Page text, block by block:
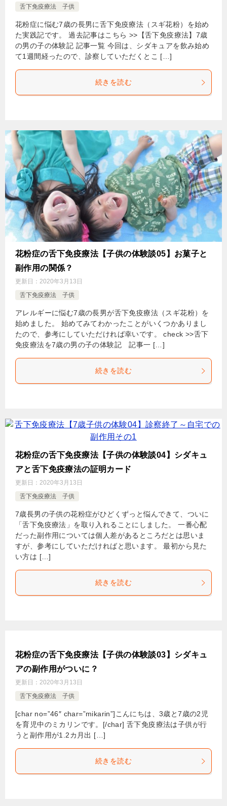
舌下免疫療法 子供
花粉症に悩む7歳の長男に舌下免疫療法（スギ花粉）を始め
た実践記です。 過去記事はこちら >>【舌下免疫療法】7歳
の男の子の体験記 記事一覧 今回は、シダキュアを飲み始め
て1週間経ったので、診察していただくとこ […]
続きを読む
花粉症の舌下免疫療法【子供の体験談05】お菓子と
副作用の関係？
更新日： 2020年3月13日
舌下免疫療法 子供
アレルギーに悩む7歳の長男が舌下免疫療法（スギ花粉）を
始めました。 始めてみてわかったことがいくつかありまし
たので、参考にしていただければ幸いです。 check >>舌下
免疫療法を7歳の男の子の体験記 記事一 […]
続きを読む
花粉症の舌下免疫療法【子供の体験談04】シダキュ
アと舌下免疫療法の証明カード
更新日： 2020年3月13日
舌下免疫療法 子供
7歳長男の子供の花粉症がひどくずっと悩んできて、ついに
「舌下免疫療法」を取り入れることにしました。 一番心配
だった副作用については個人差があるところだとは思いま
すが、参考にしていただければと思います。 最初から見た
い方は […]
続きを読む
花粉症の舌下免疫療法【子供の体験談03】シダキュ
アの副作用がついに？
更新日： 2020年3月13日
舌下免疫療法 子供
[char no=”46″ char=”mikarin”]こんにちは、3歳と7歳の2児
を育児中のミカリンです。[/char] 舌下免疫療法は子供が行
うと副作用が1.2カ月出 […]
続きを読む